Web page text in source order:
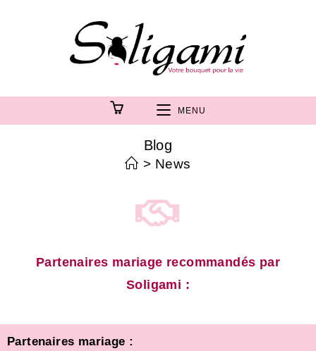
MENU
Blog
> News
Partenaires mariage recommandés par
Soligami :
Partenaires mariage :